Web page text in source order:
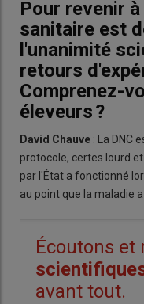
Pour revenir à
sanitaire est
l'unanimité
retours
Comprenez-
éleveurs ?
David Chauve : La DNC
protocole, certes lourd
par l'État a fonctionné
au point que la maladie
Écoutons et
avant tout.